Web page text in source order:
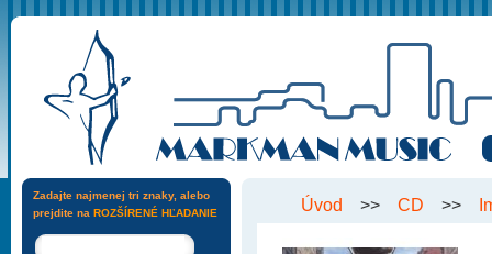
Úvod >> CD >>
Zadajte najmenej tri znaky, alebo
prejdite na ROZŠÍRENÉ HĽADANIE